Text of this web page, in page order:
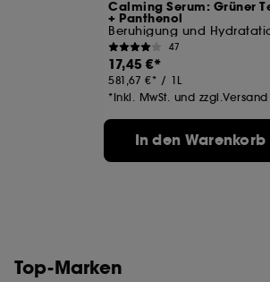
Calming Serum: Grüner
+ Panthenol
Beruhigung und
47
17,45 €
581,67 € / 1L
*Inkl. MwSt. und zzgl.Versand
In den Warenkorb
Top-Marken
Cookies zur Publikumsmessung :
es uns, Statistiken über die Anzahl
unserer Website und ihre
erstellen, um ihre Leistung zu
Hinterlegung und das Auslesen dieser
Einverständnis. Du kannst Deine
Platzierung dieser Cookies über die